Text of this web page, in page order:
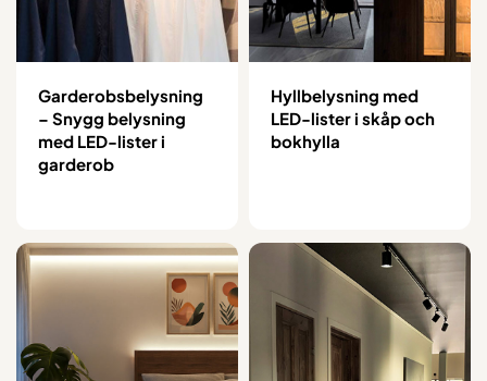
Garderobsbelysning
– Snygg belysning
med LED-lister i
garderob
Hyllbelysning med
LED-lister i skåp och
bokhylla